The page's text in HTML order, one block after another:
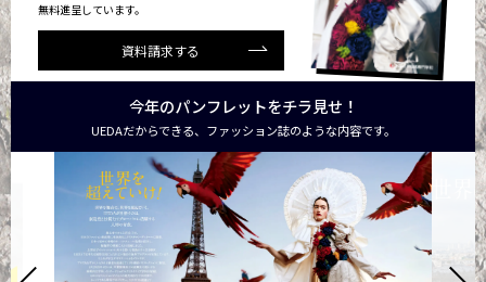
無料進呈しています。
資料請求する
今年のパンフレットをチラ見せ！
UEDAだからできる、ファッション誌のような内容です。